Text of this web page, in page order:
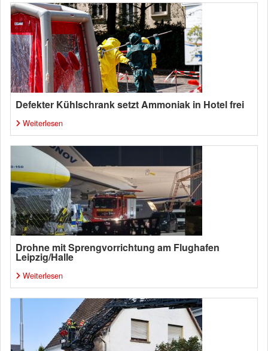
Defekter Kühlschrank setzt Ammoniak in Hotel frei
Weiterlesen
Drohne mit Sprengvorrichtung am Flughafen
Leipzig/Halle
Weiterlesen